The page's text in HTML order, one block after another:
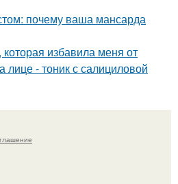
почему ваша мансарда
избавила меня от
- тоник с салициловой